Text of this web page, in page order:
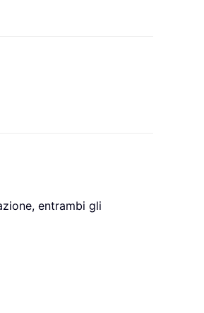
entrambi gli